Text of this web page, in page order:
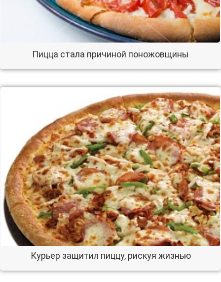
Пицца стала причиной поножовщины
Курьер защитил пиццу, рискуя жизнью